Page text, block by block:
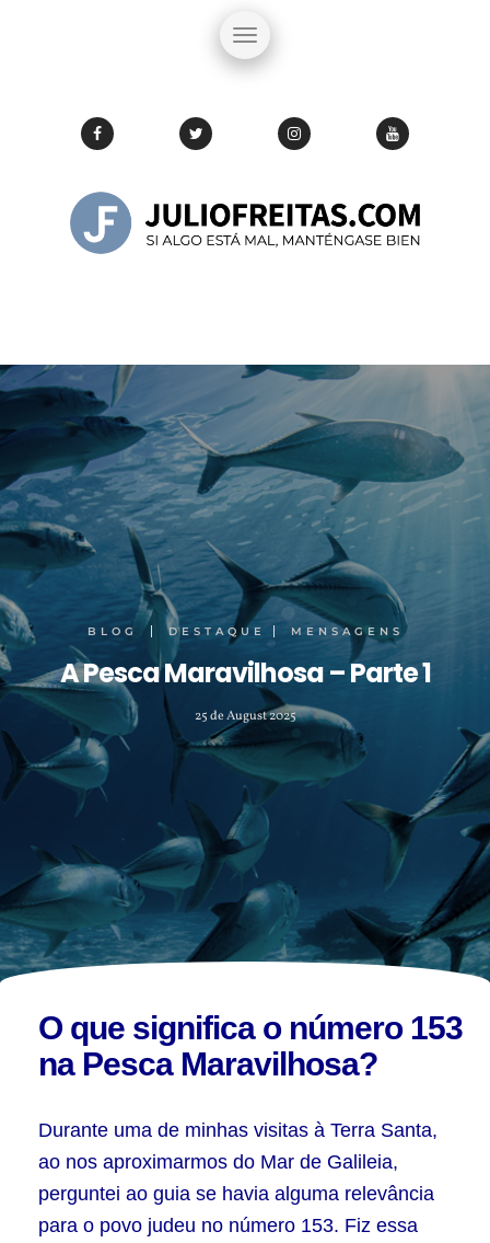
BLOG DESTAQUE MENSAGENS
A Pesca Maravilhosa – Parte 1
25 de August 2025
Pesca
Maravilhosa
–
Parte
1
O que significa o número 153
na Pesca Maravilhosa?
Durante uma de minhas visitas à Terra Santa,
ao nos aproximarmos do Mar de Galileia,
perguntei ao guia se havia alguma relevância
para o povo judeu no número 153. Fiz essa